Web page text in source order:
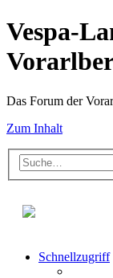
Vespa-
Das Forum der
Zum Inhalt
Schnellzugriff